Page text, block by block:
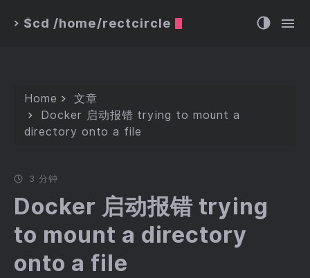
> $cd /home/rectcircle
Home
文章
Docker 启动报错 trying to mount a
directory onto a file
3 分钟
Docker 启动报错 trying
to mount a directory
onto a file